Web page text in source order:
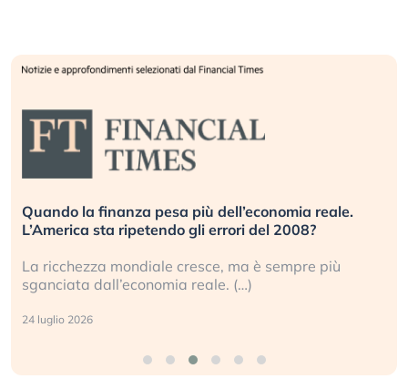
Quando la finanza pesa più dell’economia reale.
L’America sta ripetendo gli errori del 2008?
La ricchezza mondiale cresce, ma è sempre più
sganciata dall’economia reale. (…)
24 luglio 2026